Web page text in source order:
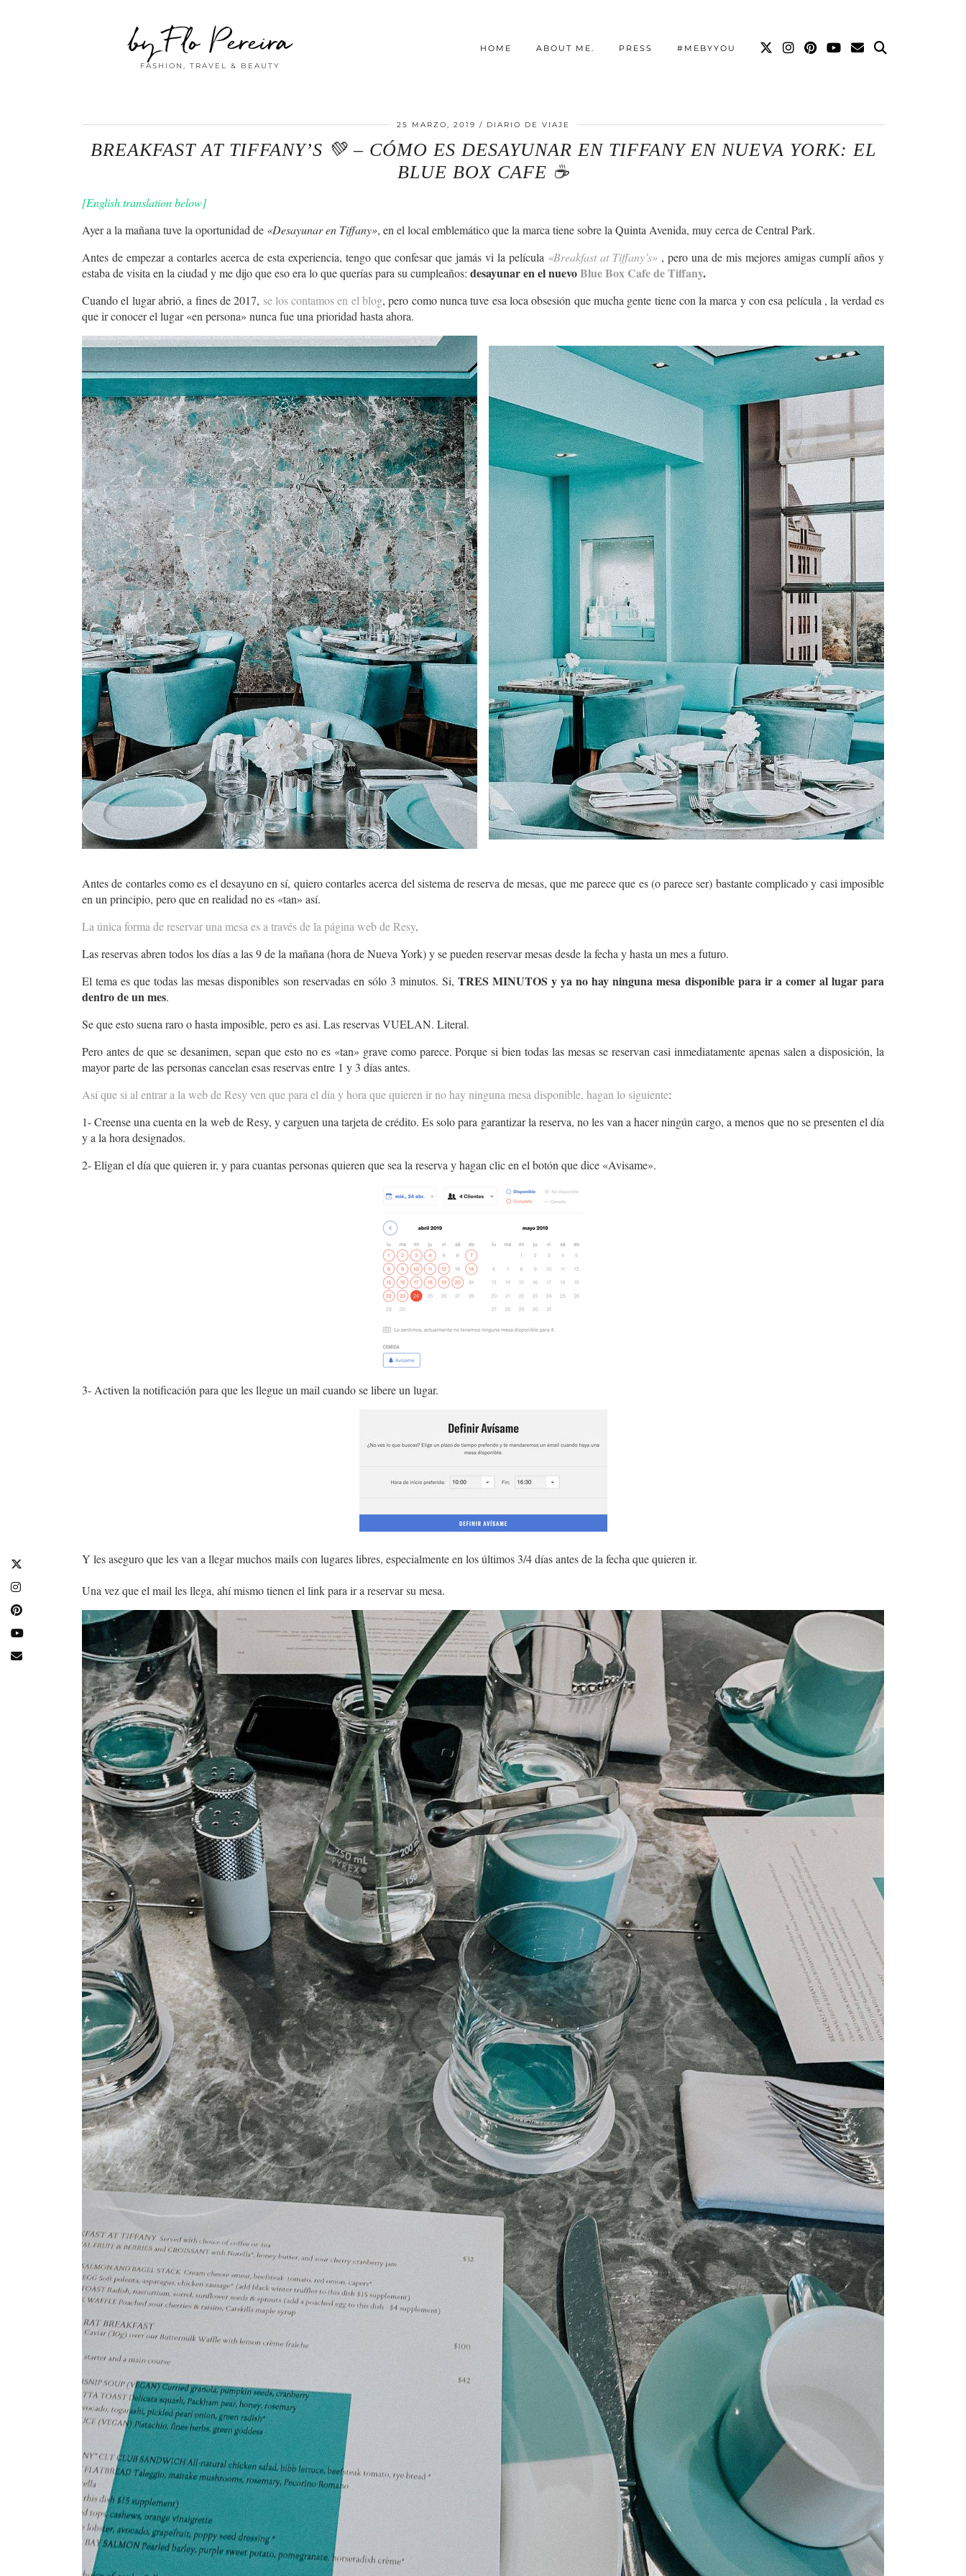
by Flo Pereira
FASHION, TRAVEL & BEAUTY
HOME ABOUT ME. PRESS #MEBYYOU
25 MARZO, 2019 DIARIO DE VIAJE
BREAKFAST AT TIFFANY’S 💚 – CÓMO ES DESAYUNAR EN TIFFANY EN NUEVA YORK: EL
BLUE BOX CAFE ☕️
[English translation below]
Ayer a la mañana tuve la oportunidad de «Desayunar en Tiffany», en el local emblemático que la marca tiene sobre la Quinta Avenida, muy cerca de Central Park.
Antes de empezar a contarles acerca de esta experiencia, tengo que confesar que jamás vi la película «Breakfast at Tiffany’s» , pero una de mis mejores amigas cumplí años y
estaba de visita en la ciudad y me dijo que eso era lo que querías para su cumpleaños: desayunar en el nuevoBlue Box Cafe de Tiffany.
Cuando el lugar abrió, a fines de 2017, se los contamos en el blog, pero como nunca tuve esa loca obsesión que mucha gente tiene con la marca y con esa película , la verdad es
que ir conocer el lugar «en persona» nunca fue una prioridad hasta ahora.
Antes de contarles como es el desayuno en sí, quiero contarles acerca del sistema de reserva de mesas, que me parece que es (o parece ser) bastante complicado y casi imposible
en un principio, pero que en realidad no es «tan» así.
La única forma de reservar una mesa es a través de la página web de Resy.
Las reservas abren todos los días a las 9 de la mañana (hora de Nueva York) y se pueden reservar mesas desde la fecha y hasta un mes a futuro.
El tema es que todas las mesas disponibles son reservadas en sólo 3 minutos. Si, TRES MINUTOS y ya no hay ninguna mesa disponible para ir a comer al lugar para
dentro de un mes.
Se que esto suena raro o hasta imposible, pero es asi. Las reservas VUELAN. Literal.
Pero antes de que se desanimen, sepan que esto no es «tan» grave como parece. Porque si bien todas las mesas se reservan casi inmediatamente apenas salen a disposición, la
mayor parte de las personas cancelan esas reservas entre 1 y 3 días antes.
Así que si al entrar a la web de Resy ven que para el día y hora que quieren ir no hay ninguna mesa disponible, hagan lo siguiente:
1- Creense una cuenta en la web de Resy, y carguen una tarjeta de crédito. Es solo para garantizar la reserva, no les van a hacer ningún cargo, a menos que no se presenten el día
y a la hora designados.
2- Eligan el día que quieren ir, y para cuantas personas quieren que sea la reserva y hagan clic en el botón que dice «Avisame».
3- Activen la notificación para que les llegue un mail cuando se libere un lugar.
Y les aseguro que les van a llegar muchos mails con lugares libres, especialmente en los últimos 3/4 días antes de la fecha que quieren ir.
​​​​​​​Una vez que el mail les llega, ahí mismo tienen el link para ir a reservar su mesa.